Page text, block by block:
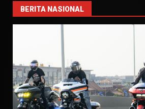
BERITA NASIONAL